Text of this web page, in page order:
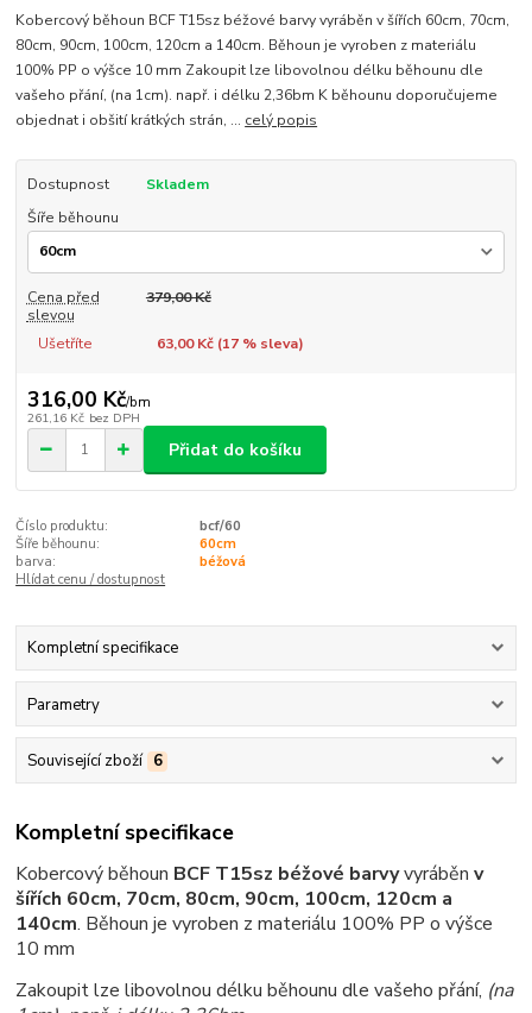
Kobercový běhoun BCF T15sz béžové barvy vyráběn v šířích 60cm, 70cm,
80cm, 90cm, 100cm, 120cm a 140cm. Běhoun je vyroben z materiálu
100% PP o výšce 10 mm Zakoupit lze libovolnou délku běhounu dle
vašeho přání, (na 1cm). např. i délku 2,36bm K běhounu doporučujeme
objednat i obšití krátkých strán, ... celý popis
Dostupnost
Skladem
Šíře běhounu
Cena před
slevou
379,00 Kč
Ušetříte 63,00 Kč (17% sleva)
316,00 Kč/bm
261,16 Kč bez DPH
Přidat do košíku
Číslo produktu:
bcf/60
Šíře běhounu:
60cm
barva:
béžová
Hlídat cenu / dostupnost
Kompletní specifikace
Parametry
Související zboží 6
Kompletní specifikace
Kobercový běhoun BCF T15sz béžové barvyvyráběnv
šířích 60cm, 70cm, 80cm, 90cm, 100cm, 120cm a
140cm. Běhoun je vyroben z materiálu 100% PP o výšce
10 mm
Zakoupit lze libovolnou délku běhounu dle vašeho přání, (na